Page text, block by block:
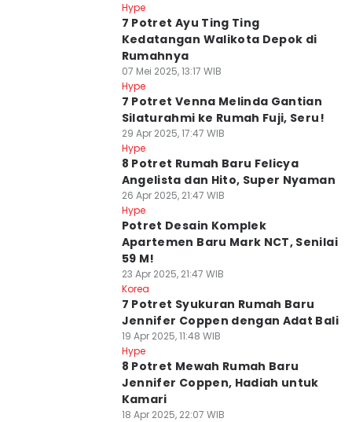
Hype
7 Potret Ayu Ting Ting
Kedatangan Walikota Depok di
Rumahnya
07 Mei 2025, 13:17 WIB
Hype
7 Potret Venna Melinda Gantian
Silaturahmi ke Rumah Fuji, Seru!
29 Apr 2025, 17:47 WIB
Hype
8 Potret Rumah Baru Felicya
Angelista dan Hito, Super Nyaman
26 Apr 2025, 21:47 WIB
Hype
Potret Desain Komplek
Apartemen Baru Mark NCT, Senilai
59 M!
23 Apr 2025, 21:47 WIB
Korea
7 Potret Syukuran Rumah Baru
Jennifer Coppen dengan Adat Bali
19 Apr 2025, 11:48 WIB
Hype
8 Potret Mewah Rumah Baru
Jennifer Coppen, Hadiah untuk
Kamari
18 Apr 2025, 22:07 WIB